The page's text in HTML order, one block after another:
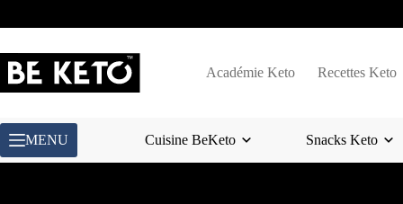
Académie Keto Recettes Keto
MENU Cuisine BeKeto Snacks Keto